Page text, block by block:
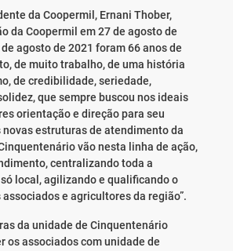
da Coopermil, Ernani Thober,
da Coopermil em 27 de agosto de
agosto de 2021 foram 66 anos de
de muito trabalho, de uma história
de credibilidade, seriedade,
que sempre buscou nos ideais
orientação e direção para seu
estruturas de atendimento da
vão nesta linha de ação,
centralizando toda a
local, agilizando e qualificando o
e agricultores da região”.
da unidade de Cinquentenário
os associados com unidade de